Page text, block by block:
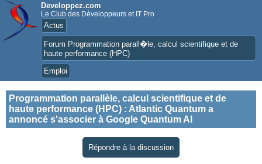
Developpez.com
Le Club des Développeurs et IT Pro
Actus
Forum Programmation parall�le, calcul scientifique et de
haute performance (HPC)
Emploi
Programmation parallèle, calcul scientifique et de
haute performance (HPC) : Atlantic Quantum a
annoncé s'associer à Google Quantum AI
Répondre à la discussion